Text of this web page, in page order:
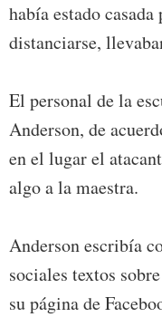
había estado
distanciarse,
El personal de la
Anderson, de
en el lugar el
algo a la maestra.
Anderson escribía
sociales textos
su página de